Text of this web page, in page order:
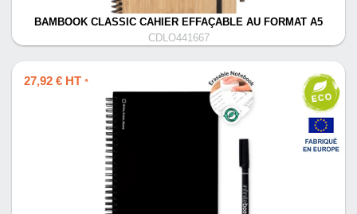
BAMBOOK CLASSIC CAHIER EFFAÇABLE AU FORMAT A5
CDLO441667
27,92 € HT *